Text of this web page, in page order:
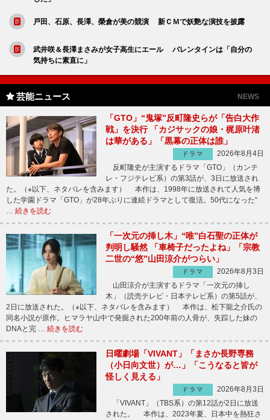
戸田、石原、長澤、榮倉が美の競演 新ＣＭで妖艶な演技を披露
武井咲＆長澤まさみが女子高生にエール バレンタインは「自分の
気持ちに素直に」
芸能ニュース NEWS
「GTO」“鬼塚”反町隆史らが「告白大作
戦」を決行 「カジサックの娘・梶原叶渚
は華がある」「黒幕の正体は誰」
ドラマ
2026年8月4日
反町隆史が主演するドラマ「GTO」（カンテ
レ・フジテレビ系）の第3話が、3日に放送され
た。（※以下、ネタバレを含みます） 本作は、1998年に放送されて人気を博
した学園ドラマ「GTO」が28年ぶりに連続ドラマとして復活。50代になった“
… 続きを読む
「一次元の挿し木」“唯”白石聖の正体が
判明し騒然 「車椅子だったよね」「宗教
二世の“悠”山田涼介がつらい」
ドラマ
2026年8月3日
山田涼介が主演するドラマ「一次元の挿し
木」（読売テレビ・日本テレビ系）の第5話が、
2日に放送された。（※以下、ネタバレを含みます） 本作は、松下龍之介氏の
同名小説が原作。ヒマラヤ山中で発掘された200年前の人骨が、失踪した妹の
DNAと完 … 続きを読む
日曜劇場「VIVANT」「まさか長野専務
（小日向文世）が…」「こうなると皆が
怪しく見える」
ドラマ
2026年8月3日
「VIVANT」（TBS系）の第12話が2日に放送
された。 本作は、2023年夏、日本中を熱狂さ